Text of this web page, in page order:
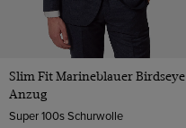
Slim Fit Marineblauer Birdseye
Anzug
Super 100s Schurwolle